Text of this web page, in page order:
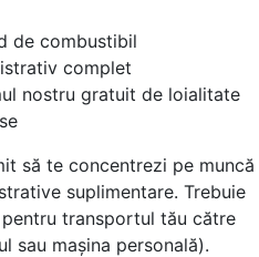
de combustibil
complet
nostru gratuit de loialitate
să te concentrezi pe muncă
suplimentare. Trebuie
transportul tău către
sau mașina personală).